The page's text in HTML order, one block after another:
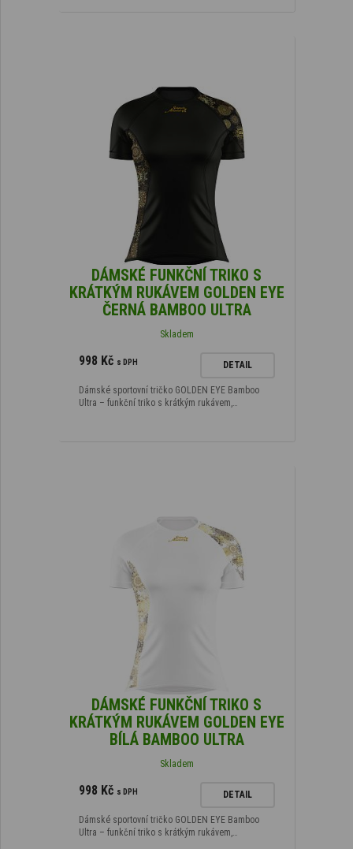
DÁMSKÉ FUNKČNÍ TRIKO S
KRÁTKÝM RUKÁVEM GOLDEN EYE
ČERNÁ BAMBOO ULTRA
Skladem
998 Kč s DPH DETAIL
Dámské sportovní tričko GOLDEN EYE Bamboo
Ultra – funkční triko s krátkým rukávem,…
DÁMSKÉ FUNKČNÍ TRIKO S
KRÁTKÝM RUKÁVEM GOLDEN EYE
BÍLÁ BAMBOO ULTRA
Skladem
998 Kč s DPH DETAIL
Dámské sportovní tričko GOLDEN EYE Bamboo
Ultra – funkční triko s krátkým rukávem,…